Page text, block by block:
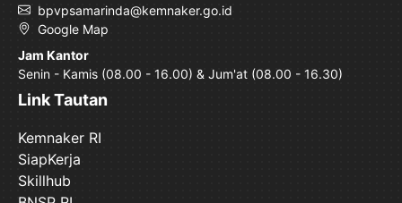
bpvpsamarinda@kemnaker.go.id
Google Map
Jam Kantor
Senin - Kamis (08.00 - 16.00) & Jum'at (08.00 - 16.30)
Link Tautan
Kemnaker RI
SiapKerja
Skillhub